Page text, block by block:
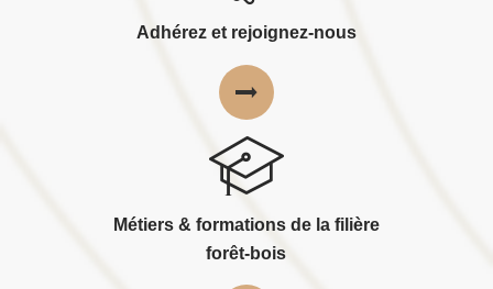
Adhérez et rejoignez-nous
Métiers & formations de la filière
forêt-bois